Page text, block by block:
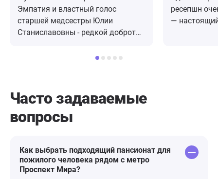
Эмпатия и властный голос
старшей медсестры Юлии
Станиславовны - редкой доброты
красавицы. Улыбчивые сиделки,
администратор Екатерина. Очень
приятное расположение почти в
центре Москвы в одном из
корпусов действующего
здание, отсутствие современного
ремонта (для москвы) и
кондиционеров. Присутствует
ресепшн
—
не
Часто задаваемые
вопросы
Как выбрать подходящий пансионат для
пожилого человека рядом с метро
Проспект Мира?